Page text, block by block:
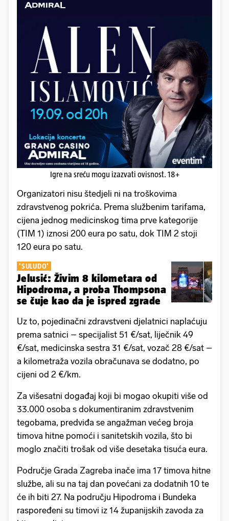
Igre na sreću mogu izazvati ovisnost. 18+
Organizatori nisu štedjeli ni na troškovima
zdravstvenog pokrića. Prema službenim tarifama,
cijena jednog medicinskog tima prve kategorije
(TIM 1) iznosi 200 eura po satu, dok TIM 2 stoji
120 eura po satu.
'SULUDO'
Jelusić: Živim 8 kilometara od
Hipodroma, a proba Thompsona
se čuje kao da je ispred zgrade
Uz to, pojedinačni zdravstveni djelatnici naplaćuju
prema satnici – specijalist 51 €/sat, liječnik 49
€/sat, medicinska sestra 31 €/sat, vozač 28 €/sat –
a kilometraža vozila obračunava se dodatno, po
cijeni od 2 €/km.
Za višesatni događaj koji bi mogao okupiti više od
33.000 osoba s dokumentiranim zdravstvenim
tegobama, predviđa se angažman većeg broja
timova hitne pomoći i sanitetskih vozila, što bi
moglo značiti trošak od više desetaka tisuća eura.
Područje Grada Zagreba inače ima 17 timova hitne
službe, ali su na taj dan povećani za dodatnih 10 te
će ih biti 27. Na području Hipodroma i Bundeka
raspoređeni su timovi iz 14 županijskih zavoda za